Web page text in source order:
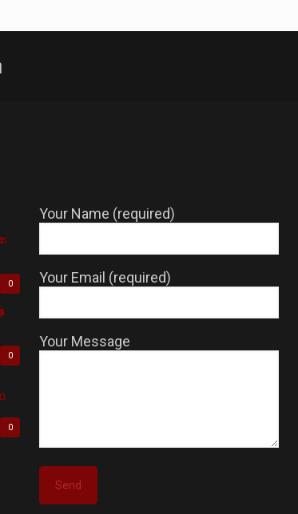
0
0
0
Your Name (required)
Your Email (required)
Your Message